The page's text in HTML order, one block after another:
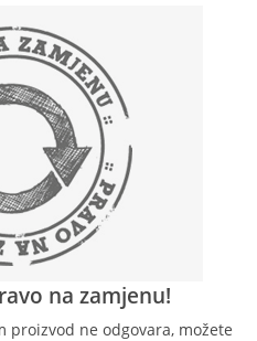
na zamjenu!
ne odgovara, možete